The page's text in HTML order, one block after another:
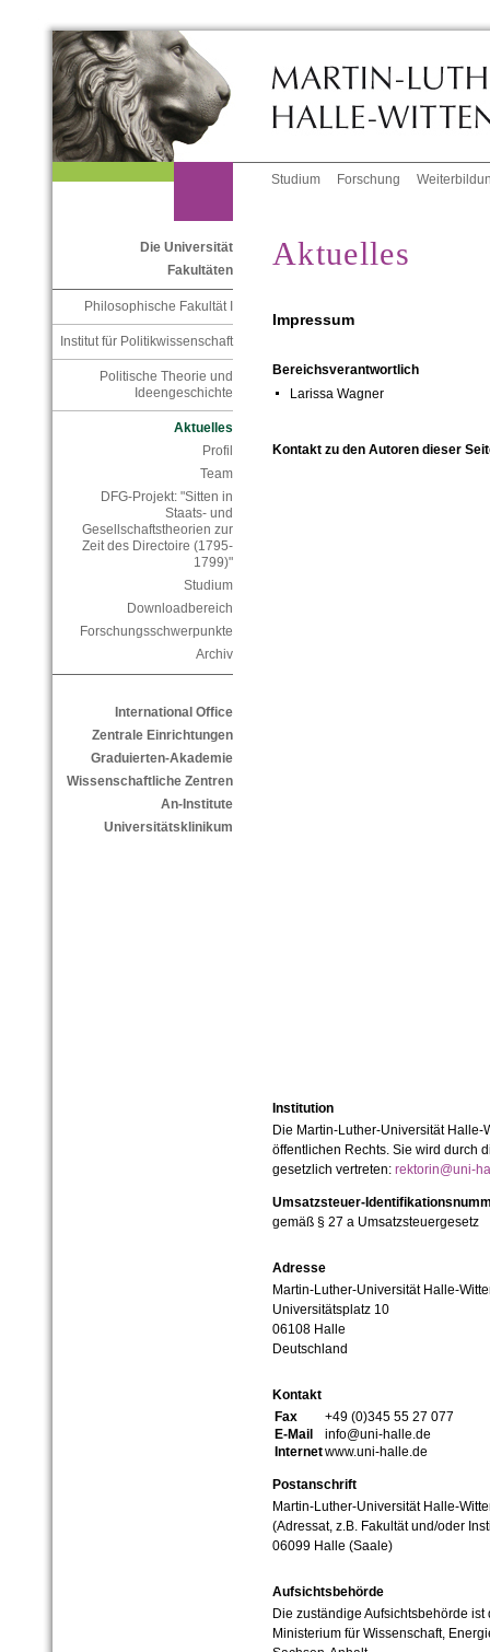
Studium Forschung
Die Universität
Fakultäten
Philosophische Fakultät I
Institut für Politikwissenschaft
Politische Theorie und
Ideengeschichte
Aktuelles
Profil
Team
DFG-Projekt: "Sitten in
Staats- und
Gesellschaftstheorien zur
Zeit des Directoire (1795-
1799)"
Studium
Downloadbereich
Forschungsschwerpunkte
Archiv
International Office
Zentrale Einrichtungen
Graduierten-Akademie
Wissenschaftliche Zentren
An-Institute
Universitätsklinikum
Aktuelles
Impressum
Bereichsverantwortlich
Larissa Wagner
Kontakt zu den Autoren dieser
Institution
Die Martin-Luther-Universität
öffentlichen Rechts. Sie wird durch
gesetzlich vertreten: rektorin@uni-
Umsatzsteuer-
gemäß § 27 a Umsatzsteuergesetz
Adresse
Martin-Luther-Universität Halle-
Universitätsplatz 10
06108 Halle
Deutschland
Kontakt
Fax
+49 (0)345 55 27 077
E-Mail
info@uni-halle.de
Internetwww.uni-halle.de
Postanschrift
Martin-Luther-Universität Halle-
(Adressat, z.B. Fakultät und/oder
06099 Halle (Saale)
Aufsichtsbehörde
Die zuständige Aufsichtsbehörde ist
Ministerium für Wissenschaft,